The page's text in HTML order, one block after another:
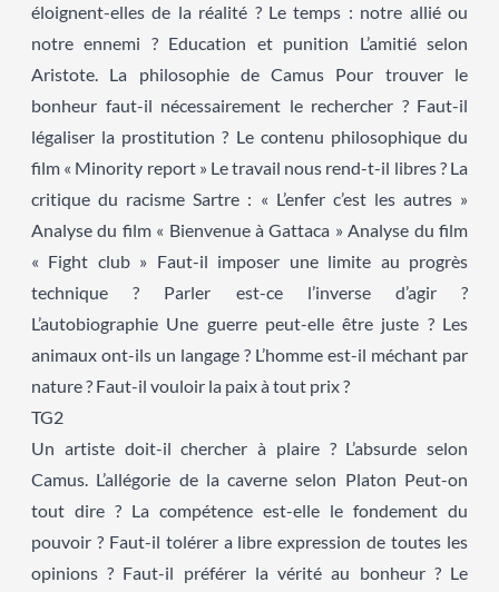
éloignent-elles de la réalité ? Le temps : notre allié ou
notre ennemi ? Education et punition L’amitié selon
Aristote. La philosophie de Camus Pour trouver le
bonheur faut-il nécessairement le rechercher ? Faut-il
légaliser la prostitution ? Le contenu philosophique du
film « Minority report » Le travail nous rend-t-il libres ? La
critique du racisme Sartre : « L’enfer c’est les autres »
Analyse du film « Bienvenue à Gattaca » Analyse du film
« Fight club » Faut-il imposer une limite au progrès
technique ? Parler est-ce l’inverse d’agir ?
L’autobiographie Une guerre peut-elle être juste ? Les
animaux ont-ils un langage ? L’homme est-il méchant par
nature ? Faut-il vouloir la paix à tout prix ?
TG2
Un artiste doit-il chercher à plaire ? L’absurde selon
Camus. L’allégorie de la caverne selon Platon Peut-on
tout dire ? La compétence est-elle le fondement du
pouvoir ? Faut-il tolérer a libre expression de toutes les
opinions ? Faut-il préférer la vérité au bonheur ? Le